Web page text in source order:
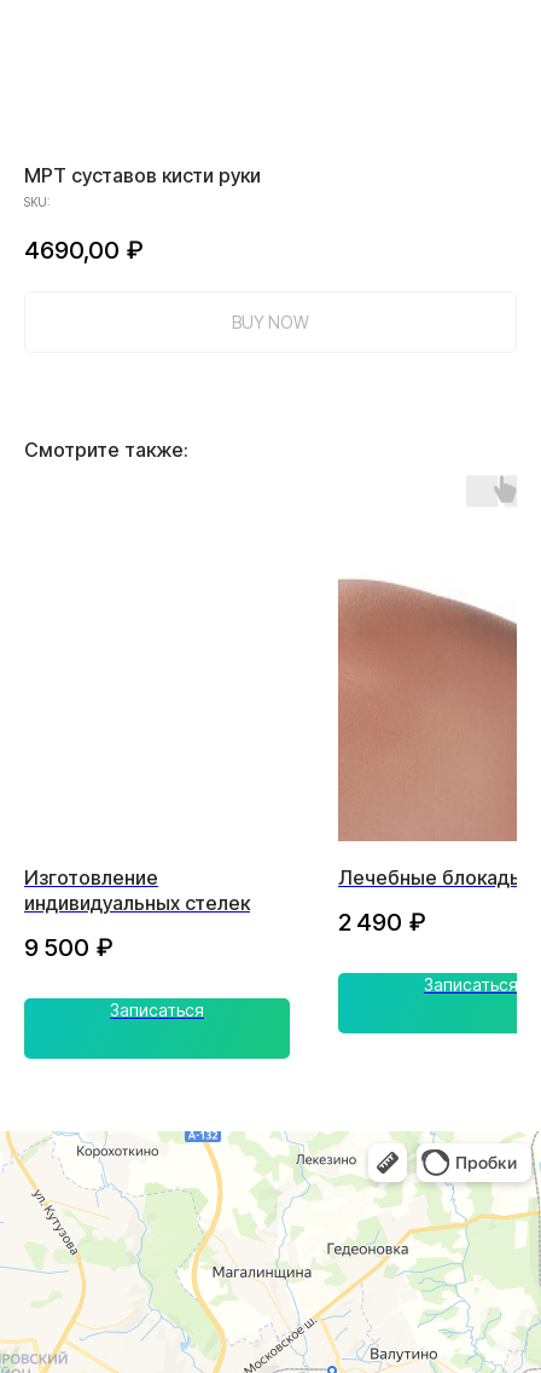
МРТ суставов кисти руки
SKU:
4690,00 ₽
BUY NOW
Смотрите также:
Изготовление
индивидуальных стелек
9 500 ₽
Записаться
Лечебные блокады
2 490 ₽
Записаться
Почта: info@clinica-boli.ru
Номер телефона:
+7 (4812) 25-25-00
Пн-пт 8:00 - 20:00 сб-вс 9:00 - 18:00
ул. Рыленкова, 11 Б
ул. Рыленкова, 40
пр-д Трамвайный, 6
ул. Шевченко, 65
ул. Рокоссовского, 65
г. Одинцово
ул. Говорова, 85